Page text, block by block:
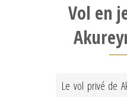
Vol en
Le vol privé de